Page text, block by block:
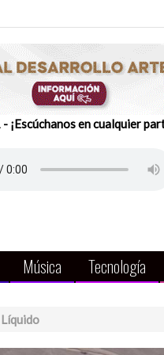
¡Escúchanos en cualquier
Música Tecnología